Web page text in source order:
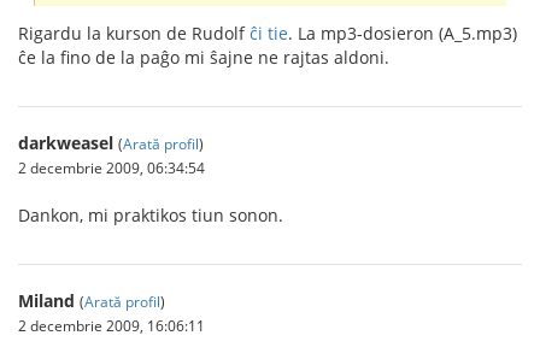
Rigardu la kurson de Rudolfĉi tie. La mp3-dosieron (A_5.mp3)
ĉe la fino de la paĝo mi ŝajne ne rajtas aldoni.
darkweasel (Arată profil)
2 decembrie 2009, 06:34:54
Dankon, mi praktikos tiun sonon.
Miland (Arată profil)
2 decembrie 2009, 16:06:11